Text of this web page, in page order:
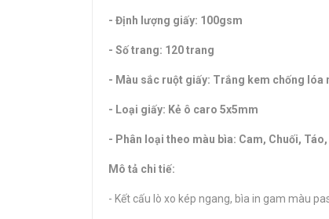
- Định lượng giấy: 100gsm
- Số trang: 120 trang
- Màu sắc ruột giấy: Trắng kem chống lóa
- Loại giấy: Kẻ ô caro 5x5mm
- Phân loại theo màu bìa: Cam, Chuối,
Mô tả chi tiế:
- Kết cấu lò xo kép ngang, bìa in gam màu